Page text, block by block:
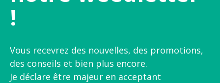
!
Vous recevrez des nouvelles, des promotions,
des conseils et bien plus encore.
Je déclare être majeur en acceptant